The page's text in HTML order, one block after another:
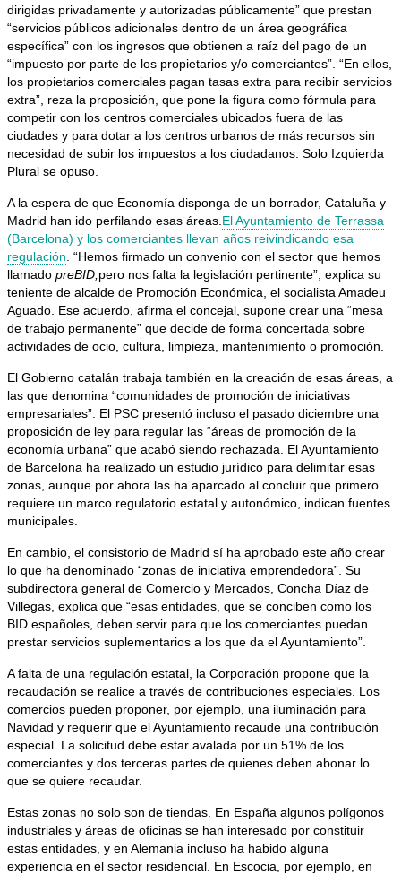
dirigidas privadamente y autorizadas públicamente” que prestan
“servicios públicos adicionales dentro de un área geográfica
específica” con los ingresos que obtienen a raíz del pago de un
“impuesto por parte de los propietarios y/o comerciantes”. “En ellos,
los propietarios comerciales pagan tasas extra para recibir servicios
extra”, reza la proposición, que pone la figura como fórmula para
competir con los centros comerciales ubicados fuera de las
ciudades y para dotar a los centros urbanos de más recursos sin
necesidad de subir los impuestos a los ciudadanos. Solo Izquierda
Plural se opuso.
A la espera de que Economía disponga de un borrador, Cataluña y
Madrid han ido perfilando esas áreas.El Ayuntamiento de Terrassa
(Barcelona) y los comerciantes llevan años reivindicando esa
regulación. “Hemos firmado un convenio con el sector que hemos
llamado preBID,pero nos falta la legislación pertinente”, explica su
teniente de alcalde de Promoción Económica, el socialista Amadeu
Aguado. Ese acuerdo, afirma el concejal, supone crear una “mesa
de trabajo permanente” que decide de forma concertada sobre
actividades de ocio, cultura, limpieza, mantenimiento o promoción.
El Gobierno catalán trabaja también en la creación de esas áreas, a
las que denomina “comunidades de promoción de iniciativas
empresariales”. El PSC presentó incluso el pasado diciembre una
proposición de ley para regular las “áreas de promoción de la
economía urbana” que acabó siendo rechazada. El Ayuntamiento
de Barcelona ha realizado un estudio jurídico para delimitar esas
zonas, aunque por ahora las ha aparcado al concluir que primero
requiere un marco regulatorio estatal y autonómico, indican fuentes
municipales.
En cambio, el consistorio de Madrid sí ha aprobado este año crear
lo que ha denominado “zonas de iniciativa emprendedora”. Su
subdirectora general de Comercio y Mercados, Concha Díaz de
Villegas, explica que “esas entidades, que se conciben como los
BID españoles, deben servir para que los comerciantes puedan
prestar servicios suplementarios a los que da el Ayuntamiento”.
A falta de una regulación estatal, la Corporación propone que la
recaudación se realice a través de contribuciones especiales. Los
comercios pueden proponer, por ejemplo, una iluminación para
Navidad y requerir que el Ayuntamiento recaude una contribución
especial. La solicitud debe estar avalada por un 51% de los
comerciantes y dos terceras partes de quienes deben abonar lo
que se quiere recaudar.
Estas zonas no solo son de tiendas. En España algunos polígonos
industriales y áreas de oficinas se han interesado por constituir
estas entidades, y en Alemania incluso ha habido alguna
experiencia en el sector residencial. En Escocia, por ejemplo, en